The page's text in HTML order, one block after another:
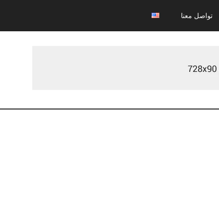
تواصل معنا